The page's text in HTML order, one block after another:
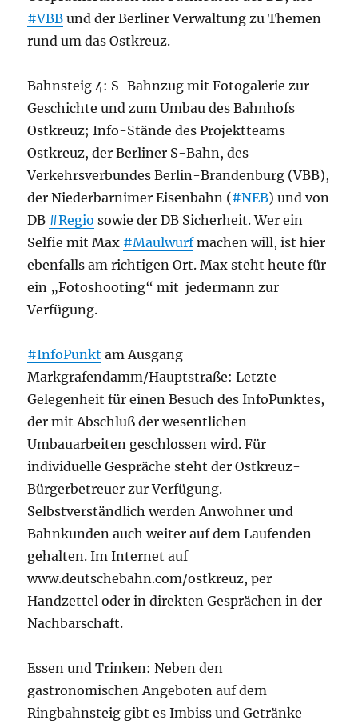
#VBB und der Berliner Verwaltung zu Themen
rund um das Ostkreuz.
Bahnsteig 4: S-Bahnzug mit Fotogalerie zur
Geschichte und zum Umbau des Bahnhofs
Ostkreuz; Info-Stände des Projektteams
Ostkreuz, der Berliner S-Bahn, des
Verkehrsverbundes Berlin-Brandenburg (VBB),
der Niederbarnimer Eisenbahn (#NEB) und von
DB #Regio sowie der DB Sicherheit. Wer ein
Selfie mit Max #Maulwurfmachen will, ist hier
ebenfalls am richtigen Ort. Max steht heute für
ein „Fotoshooting“ mit jedermann zur
Verfügung.
#InfoPunkt am Ausgang
Markgrafendamm/Hauptstraße: Letzte
Gelegenheit für einen Besuch des InfoPunktes,
der mit Abschluß der wesentlichen
Umbauarbeiten geschlossen wird. Für
individuelle Gespräche steht der Ostkreuz-
Bürgerbetreuer zur Verfügung.
Selbstverständlich werden Anwohner und
Bahnkunden auch weiter auf dem Laufenden
gehalten. Im Internet auf
www.deutschebahn.com/ostkreuz, per
Handzettel oder in direkten Gesprächen in der
Nachbarschaft.
Essen und Trinken: Neben den
gastronomischen Angeboten auf dem
Ringbahnsteig gibt es Imbiss und Getränke